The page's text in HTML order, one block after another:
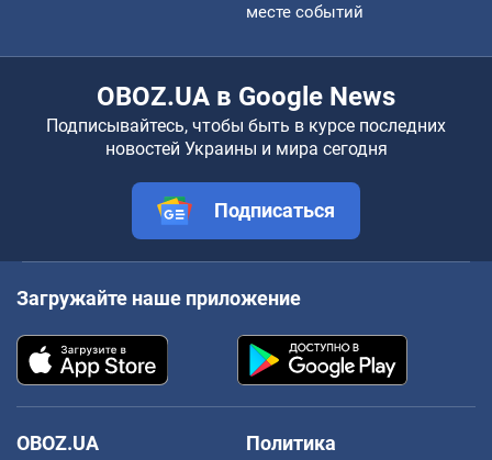
месте событий
OBOZ.UA в Google News
Подписывайтесь, чтобы быть в курсе последних
новостей Украины и мира сегодня
Подписаться
Загружайте наше приложение
OBOZ.UA
Политика